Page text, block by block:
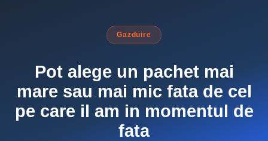
Gazduire
Pot alege un pachet mai
mare sau mai mic fata de cel
pe care il am in momentul de
fata